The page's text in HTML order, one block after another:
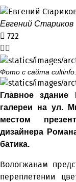
Евгений Стариков
722
Фото с сайта
Главное здание
галереи на ул.
местом
дизайнера
батика.
Вологжанам
переплетении